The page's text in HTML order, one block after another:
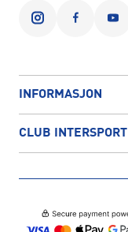
INFORMASJON
CLUB INTERSPORT